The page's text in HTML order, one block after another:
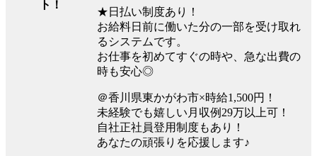
ト！
★日払い制度あり！
お給料日前に働いた分の一部を受け取れ
るシステムです。
お仕事を初めてすぐの時や、急な出費の
時も安心◎
＠香川県東かがわ市×時給1,500円！
未経験でも嬉しい月収例29万以上可！
自社正社員登用制度もあり！
あなたの頑張りを応援します♪